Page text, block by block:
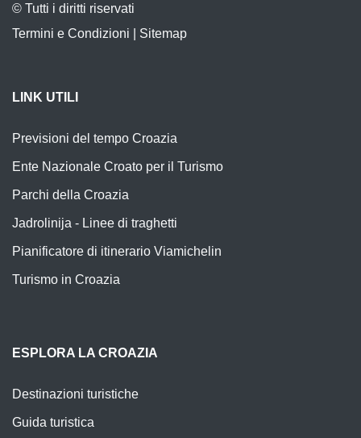
© Tutti i diritti riservati
Termini e Condizioni
Sitemap
LINK UTILI
Previsioni del tempo Croazia
Ente Nazionale Croato per il Turismo
Parchi della Croazia
Jadrolinija - Linee di traghetti
Pianificatore di itinerario Viamichelin
Turismo in Croazia
ESPLORA LA CROAZIA
Destinazioni turistiche
Guida turistica